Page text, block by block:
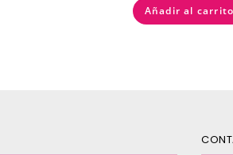
Añadir al carrito